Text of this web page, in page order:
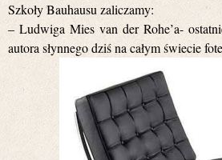
Szkoły Bauhausu zaliczamy:
– Ludwiga Mies van der Rohe’a-
autora słynnego dziś na całym świecie